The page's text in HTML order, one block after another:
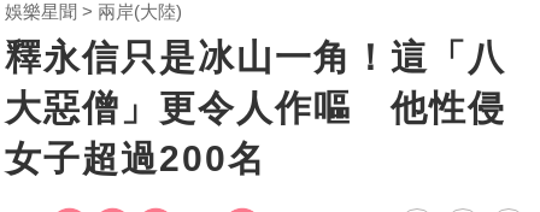
娛樂星聞 兩岸(大陸)
釋永信只是冰山一角！這「八
大惡僧」更令人作嘔 他性侵
女子超過200名